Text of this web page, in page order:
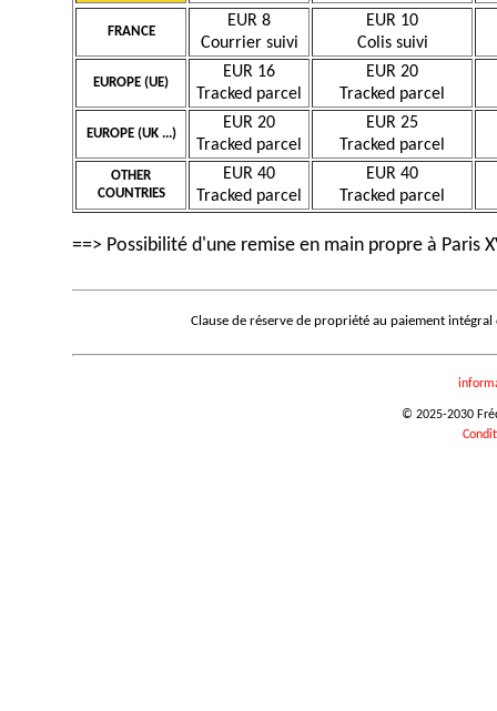
FRANCE
EUR 8
Courrier suivi
EUR 10
Colis suivi
EUROPE (UE)
EUR 16
Tracked parcel
EUR 20
Tracked parcel
EUROPE (UK ...)
EUR 20
Tracked parcel
EUR 25
Tracked parcel
OTHER
COUNTRIES
EUR 40
Tracked parcel
EUR 40
Tracked parcel
==> Possibilité d'une remise en main propre à Paris
Clause de réserve de propriété au paiement
© 2025-2030